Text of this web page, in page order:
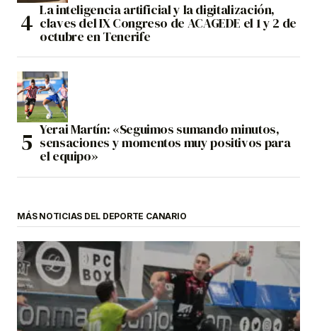
La inteligencia artificial y la digitalización,
claves del IX Congreso de ACAGEDE el 1 y 2 de
octubre en Tenerife
Yerai Martín: «Seguimos sumando minutos,
sensaciones y momentos muy positivos para
el equipo»
MÁS NOTICIAS DEL DEPORTE CANARIO